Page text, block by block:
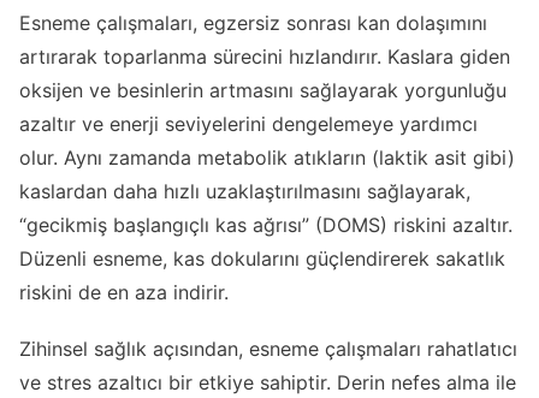
Esneme çalışmaları, egzersiz sonrası kan dolaşımını
artırarak toparlanma sürecini hızlandırır. Kaslara giden
oksijen ve besinlerin artmasını sağlayarak yorgunluğu
azaltır ve enerji seviyelerini dengelemeye yardımcı
olur. Aynı zamanda metabolik atıkların (laktik asit gibi)
kaslardan daha hızlı uzaklaştırılmasını sağlayarak,
“gecikmiş başlangıçlı kas ağrısı” (DOMS) riskini azaltır.
Düzenli esneme, kas dokularını güçlendirerek sakatlık
riskini de en aza indirir.
Zihinsel sağlık açısından, esneme çalışmaları rahatlatıcı
ve stres azaltıcı bir etkiye sahiptir. Derin nefes alma ile